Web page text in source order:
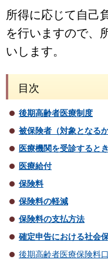
所得に応じて自己
を行いますので、
いします。
目次
後期高齢者医療制度
被保険者（対象となるか
医療機関を受診するとき
医療給付
保険料
保険料の軽減
保険料の支払方法
確定申告における社会
後期高齢者医療保険料